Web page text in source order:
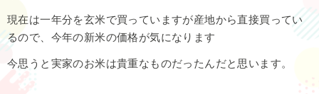
現在は一年分を玄米で買っていますが産地から直接買ってい
るので、今年の新米の価格が気になります
今思うと実家のお米は貴重なものだったんだと思います。